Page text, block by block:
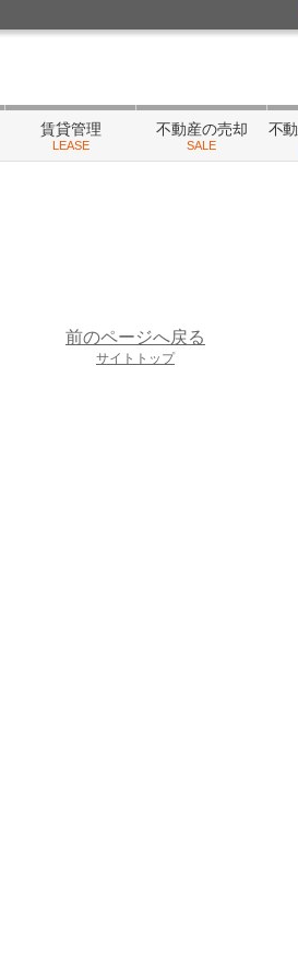
賃貸管理
LEASE
不動産の売却
SALE
不
前のページへ戻る
サイトトップ